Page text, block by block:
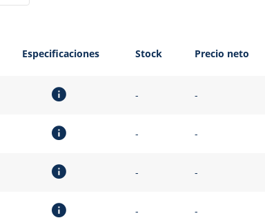
Especificaciones Stock Precio neto
- -
- -
- -
- -